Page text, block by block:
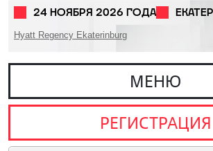
24 НОЯБРЯ 2026 ГОДА
Hyatt Regency Ekaterinburg
МЕНЮ
РЕГИСТРАЦИЯ